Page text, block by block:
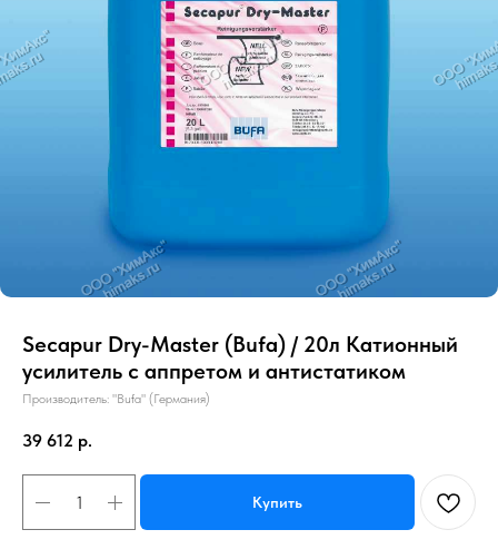
Secapur Dry-Master (Bufa) / 20л Катионный
усилитель с аппретом и антистатиком
Производитель: "Bufa" (Германия)
39 612 р.
Купить